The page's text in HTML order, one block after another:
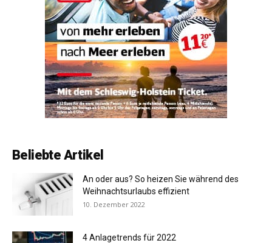
Beliebte Artikel
An oder aus? So heizen Sie während des
Weihnachtsurlaubs effizient
10. Dezember 2022
4 Anlagetrends für 2022